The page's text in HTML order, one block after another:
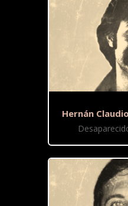
Hernán